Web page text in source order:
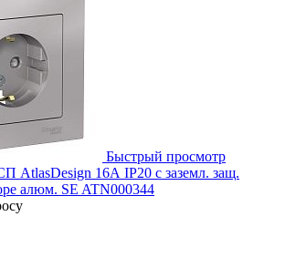
Быстрый просмотр
AtlasDesign 16А IP20 с заземл. защ.
алюм. SE ATN000344